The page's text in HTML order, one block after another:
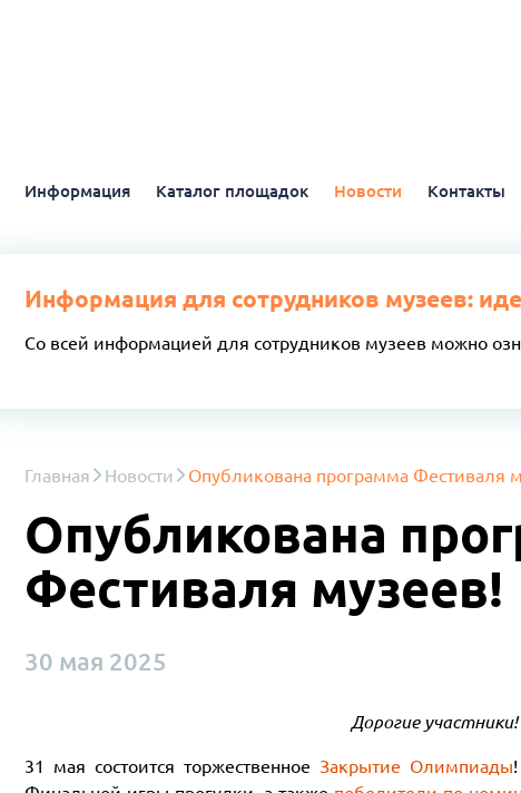
Информация Каталог площадок Новости Контакты
Информация для сотрудников музеев:
Со всей информацией для сотрудников музеев можно
Главная Новости Опубликована программа Фестиваля
Опубликована
Фестиваля музеев!
30 мая 2025
Дорогие участники!
31 мая состоится торжественное Закрытие Олимпиады